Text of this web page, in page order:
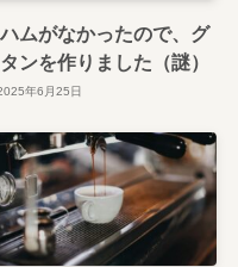
ムがなかったので、グ
ンを作りました（謎）
年6月25日